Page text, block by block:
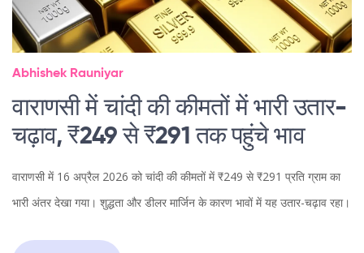
Abhishek Rauniyar
वाराणसी में चांदी की कीमतों में भारी उतार-
चढ़ाव, ₹249 से ₹291 तक पहुंचे भाव
वाराणसी में 16 अप्रैल 2026 को चांदी की कीमतों में ₹249 से ₹291 प्रति ग्राम का
भारी अंतर देखा गया। शुद्धता और डीलर मार्जिन के कारण भावों में यह उतार-चढ़ाव रहा।